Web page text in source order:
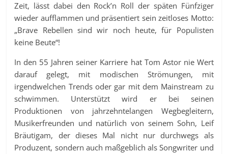
Zeit, lässt dabei den Rock’n Roll der späten Fünfziger
wieder aufflammen und präsentiert sein zeitloses Motto:
„Brave Rebellen sind wir noch heute, für Populisten
keine Beute“!
In den 55 Jahren seiner Karriere hat Tom Astor nie Wert
darauf gelegt, mit modischen Strömungen, mit
irgendwelchen Trends oder gar mit dem Mainstream zu
schwimmen. Unterstützt wird er bei seinen
Produktionen von jahrzehntelangen Wegbegleitern,
Musikerfreunden und natürlich von seinem Sohn, Leif
Bräutigam, der dieses Mal nicht nur durchwegs als
Produzent, sondern auch maßgeblich als Songwriter und